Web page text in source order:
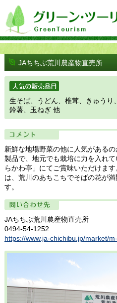
グリーンツーリズム埼玉 緑豊かな
美味しく！
JAちちぶ荒川農産物直売所
人気の販売品目
生そば、うどん、椎茸、きゅう
鈴薯、玉ねぎ 他
コメント
新鮮な地場野菜の他に人気がある
製品で、地元でも栽培に力を入れ
らかわ亭」にてご賞味いただけま
は、荒川のあちこちでそばの花が
す。
問い合わせ先
JAちちぶ荒川農産物直売所
0494-54-1252
https://www.ja-chichibu.jp/market/